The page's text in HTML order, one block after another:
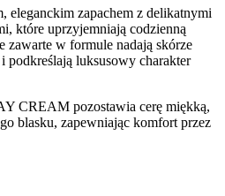
eleganckim zapachem z delikatnymi
które uprzyjemniają codzienną
zawarte w formule nadają skórze
luksusowy charakter
CREAM pozostawia cerę miękką,
blasku, zapewniając komfort przez